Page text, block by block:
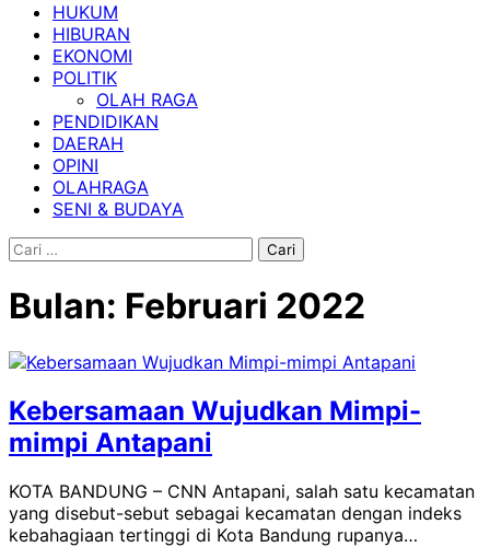
HUKUM
HIBURAN
EKONOMI
POLITIK
OLAH RAGA
PENDIDIKAN
DAERAH
OPINI
OLAHRAGA
SENI & BUDAYA
Cari
Bulan: Februari 2022
Kebersamaan Wujudkan Mimpi-
mimpi Antapani
KOTA BANDUNG – CNN Antapani, salah satu kecamatan
yang disebut-sebut sebagai kecamatan dengan indeks
kebahagiaan tertinggi di Kota Bandung rupanya…